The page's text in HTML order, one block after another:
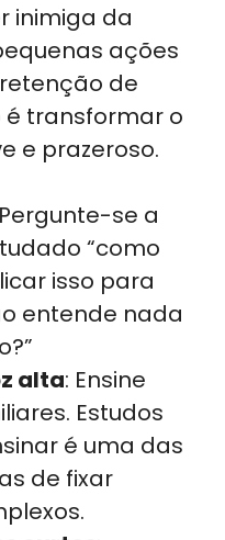
inimiga da
ações
de
é transformar o
e prazeroso.
se a
“como
isso para
entende nada
alta: Ensine
Estudos
é uma das
de fixar